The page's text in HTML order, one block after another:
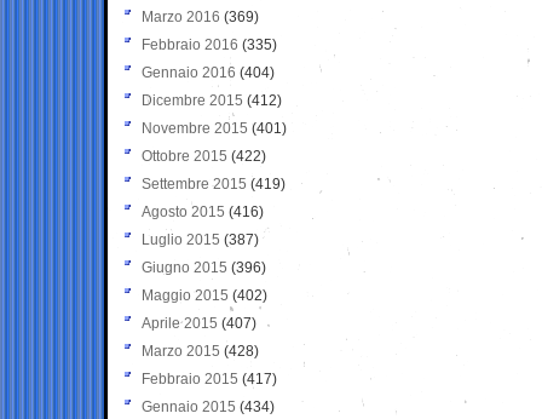
Marzo 2016 (369)
Febbraio 2016 (335)
Gennaio 2016 (404)
Dicembre 2015 (412)
Novembre 2015 (401)
Ottobre 2015 (422)
Settembre 2015 (419)
Agosto 2015 (416)
Luglio 2015 (387)
Giugno 2015 (396)
Maggio 2015 (402)
Aprile 2015 (407)
Marzo 2015 (428)
Febbraio 2015 (417)
Gennaio 2015 (434)